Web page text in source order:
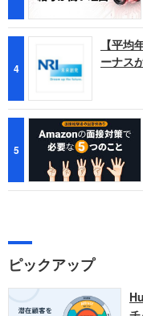
4
【平
ーナス
5
ピックアップ